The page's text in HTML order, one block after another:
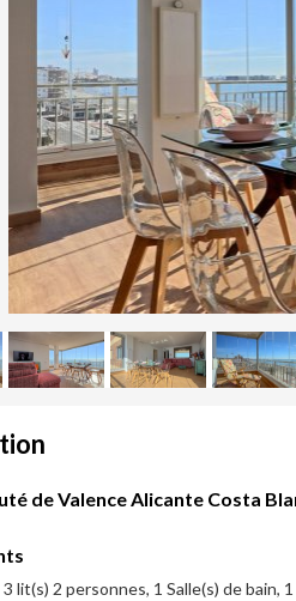
de Valence Alicante Costa
lit(s) 2 personnes, 1 Salle(s) de bain,